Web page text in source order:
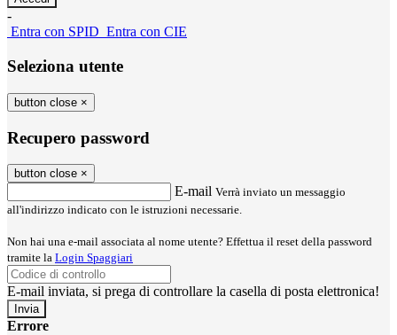
-
Entra con SPID Entra con CIE
Seleziona utente
button close ×
Recupero password
button close ×
E-mail Verrà inviato un messaggio
all'indirizzo indicato con le istruzioni necessarie.
Non hai una e-mail associata al nome utente? Effettua il reset della password
tramite la Login Spaggiari
E-mail inviata, si prega di controllare la casella di posta elettronica!
Errore